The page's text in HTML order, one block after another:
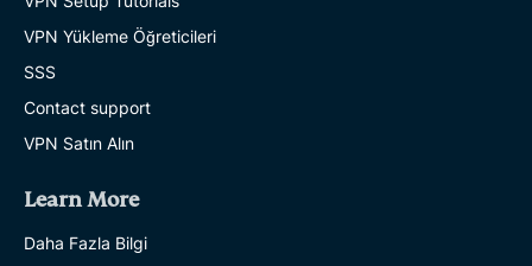
VPN Yükleme Öğreticileri
SSS
Contact support
VPN Satın Alın
Learn More
Daha Fazla Bilgi